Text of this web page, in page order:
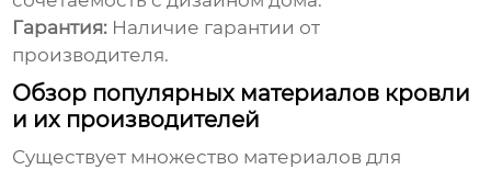
Гарантия: Наличие гарантии от
производителя.
Обзор популярных материалов кровли
и их производителей
Существует множество материалов для